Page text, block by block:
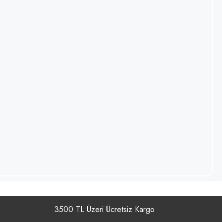
3500 TL Üzeri Ücretsiz Kargo